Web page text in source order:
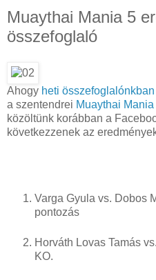
Muaythai Mania 5
összefoglaló
Ahogy heti
a szentendrei Muaythai Mania
közöltünk korábban a
következzenek az
Varga Gyula vs. Dobos
pontozás
Horváth Lovas Tamás
KO.